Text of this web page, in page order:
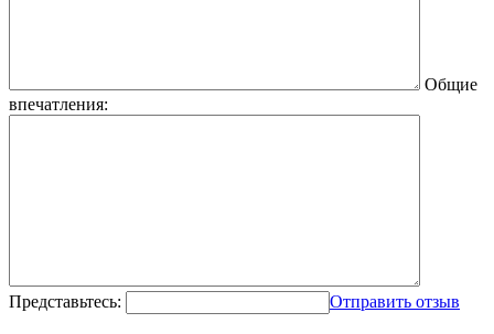
Общие
впечатления:
Представьтесь: Отправить отзыв